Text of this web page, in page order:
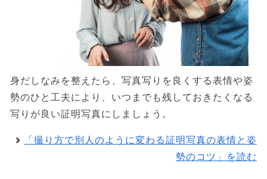
身だしなみを整えたら、写真写りを良くする表情や姿
勢のひと工夫により、いつまでも残しておきたくなる
写りが良い証明写真にしましょう。
「撮り方で別人のように変わる証明写真の表情と姿
勢のコツ」を読む